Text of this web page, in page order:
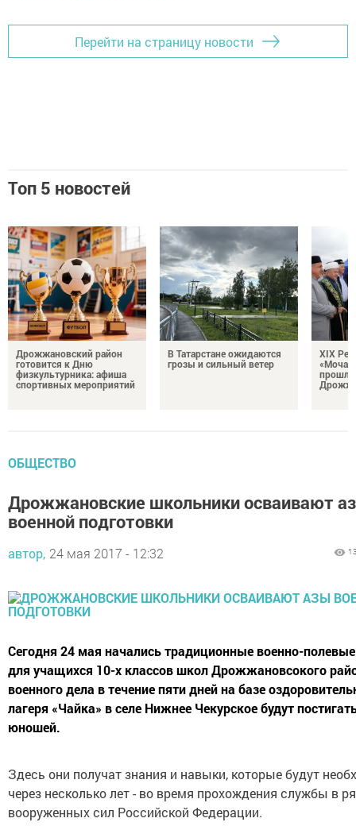
Перейти на страницу новости
Топ 5 новостей
Дрожжановский район
готовится к Дню
физкультурника: афиша
спортивных мероприятий
В Татарстане ожидаются
грозы и сильный ветер
XIX
ОБЩЕСТВО
Дрожжановские школьники осваивают
военной подготовки
автор, 24 мая 2017 - 12:32
Сегодня 24 мая начались традиционные военно-
для учащихся 10-х классов школ Дрожжановсокого
военного дела в течение пяти дней на базе
лагеря «Чайка» в селе Нижнее Чекурское будут
юношей.
Здесь они получат знания и навыки, которые будут
через несколько лет - во время прохождения службы в
вооруженных сил Российской Федерации.